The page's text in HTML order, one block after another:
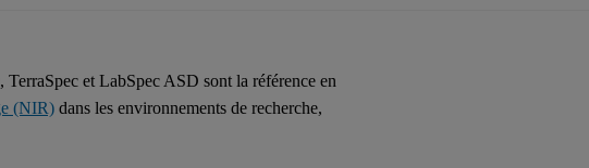
et LabSpec ASD sont la référence en
(NIR) dans les environnements de recherche,